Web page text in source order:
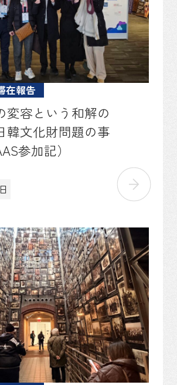
在報告
変容という和解の
韓文化財問題の事
参加記）